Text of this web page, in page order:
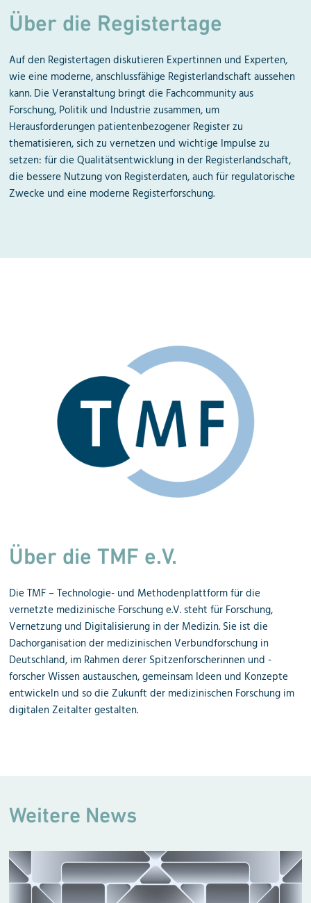
Über die Registertage
Auf den Registertagen diskutieren Expertinnen und Experten,
wie eine moderne, anschlussfähige Registerlandschaft aussehen
kann. Die Veranstaltung bringt die Fachcommunity aus
Forschung, Politik und Industrie zusammen, um
Herausforderungen patientenbezogener Register zu
thematisieren, sich zu vernetzen und wichtige Impulse zu
setzen: für die Qualitätsentwicklung in der Registerlandschaft,
die bessere Nutzung von Registerdaten, auch für regulatorische
Zwecke und eine moderne Registerforschung.
Über die TMF e.V.
Die TMF – Technologie- und Methodenplattform für die
vernetzte medizinische Forschung e.V. steht für Forschung,
Vernetzung und Digitalisierung in der Medizin. Sie ist die
Dachorganisation der medizinischen Verbundforschung in
Deutschland, im Rahmen derer Spitzenforscherinnen und -
forscher Wissen austauschen, gemeinsam Ideen und Konzepte
entwickeln und so die Zukunft der medizinischen Forschung im
digitalen Zeitalter gestalten.
Weitere News